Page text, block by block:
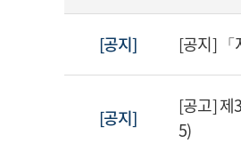
[공지] [공지] 「
[공지]
[공고] 제
5)